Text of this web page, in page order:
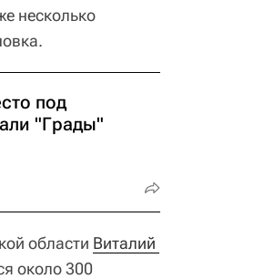
несколько
под
"Грады"
области Виталий
около 300